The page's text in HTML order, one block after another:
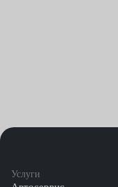
предохраняющими
Услуги